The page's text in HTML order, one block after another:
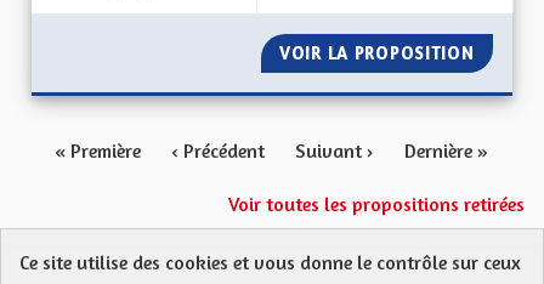
VOIR LA PROPOSITION
« Première ‹ Précédent Suivant › Dernière »
Voir toutes les propositions retirées
Ce site utilise des cookies et vous donne le contrôle sur ceux